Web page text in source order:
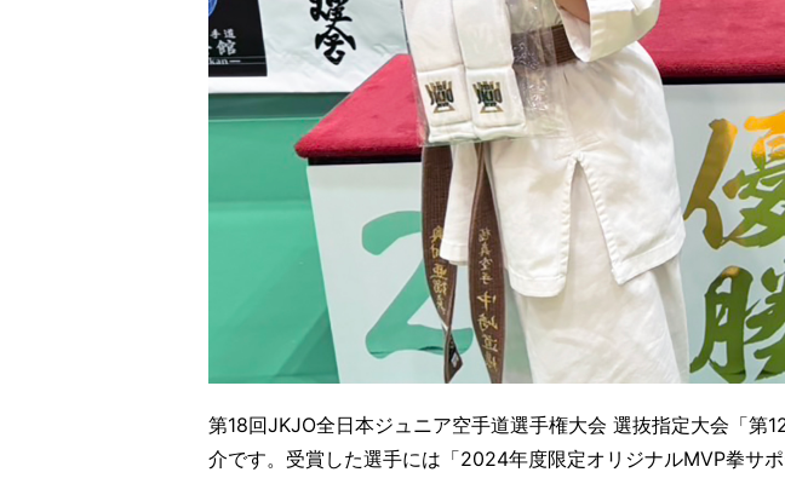
第18回JKJO全日本ジュニア空手道選手権大会 選抜指定大会「
介です。受賞した選手には「2024年度限定オリジナルMVP拳サポ